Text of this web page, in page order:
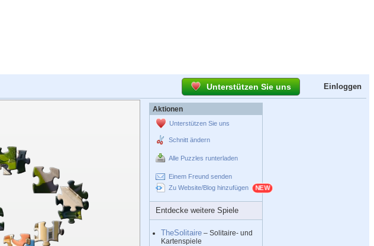
Unterstützen Sie uns Einloggen
Aktionen
Unterstützen Sie uns
Schnitt ändern
Alle Puzzles runterladen
Einem Freund senden
Zu Website/Blog hinzufügen
Entdecke weitere Spiele
TheSolitaire – Solitaire- und
Kartenspiele